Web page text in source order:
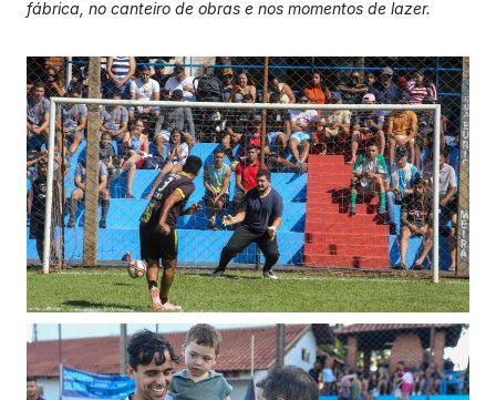
fábrica, no canteiro de obras e nos momentos de lazer.